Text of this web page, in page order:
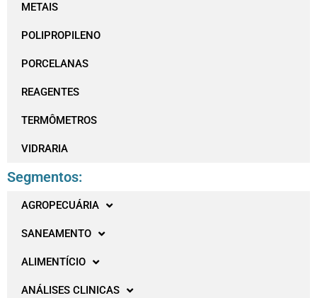
METAIS
POLIPROPILENO
PORCELANAS
REAGENTES
TERMÔMETROS
VIDRARIA
Segmentos:
AGROPECUÁRIA
SANEAMENTO
ALIMENTÍCIO
ANÁLISES CLINICAS